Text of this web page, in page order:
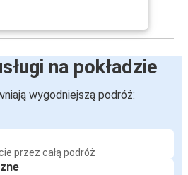
na pokładzie
wygodniejszą podróż:
przez całą podróż